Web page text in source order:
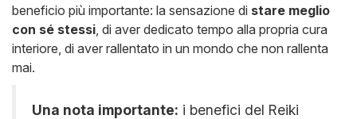
beneficio più importante: la sensazione di stare meglio
con sé stessi , di aver dedicato tempo alla propria cura
interiore, di aver rallentato in un mondo che non rallenta
mai.
Una nota importante: i benefici del Reiki